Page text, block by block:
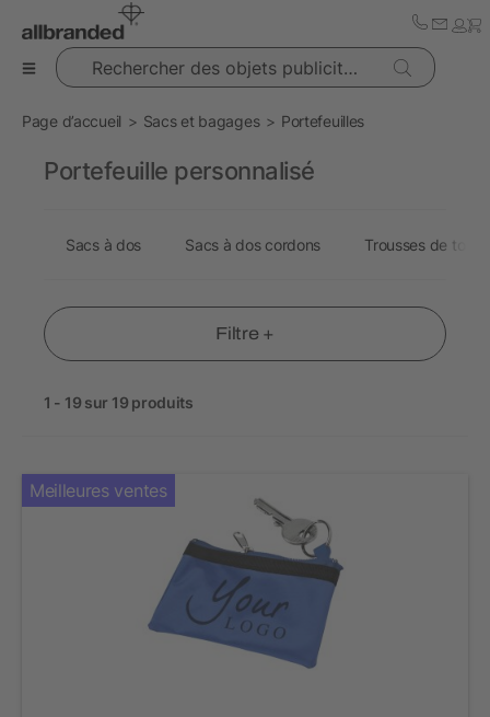
Rechercher des objets publicitaires
Page d’accueil Sacs et bagages Portefeuilles
Filtre +
1 - 19 sur 19 produits
Meilleures ventes
Portefeuille personnalisé
Sacs à dos Sacs à dos cordons Trousses de